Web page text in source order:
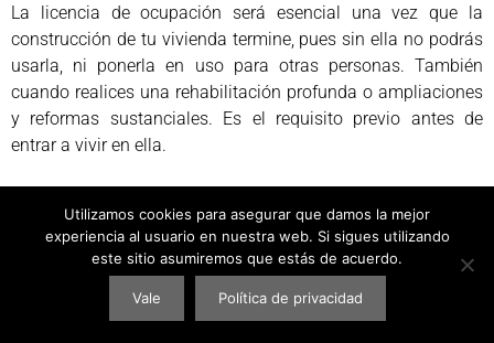
La licencia de ocupación será esencial una vez que la
construcción de tu vivienda termine, pues sin ella no podrás
usarla, ni ponerla en uso para otras personas. También
cuando realices una rehabilitación profunda o ampliaciones
y reformas sustanciales. Es el requisito previo antes de
entrar a vivir en ella.
suministros básicos para vivir, como el agua o la
electricidad, ni mucho menos registrarla ni hacerle una
escritura pública, ni venderla. De hecho, las empresas
suministradoras nos negarán la conexión de los suministros
Utilizamos cookies para asegurar que damos la mejor
experiencia al usuario en nuestra web. Si sigues utilizando
este sitio asumiremos que estás de acuerdo.
Vale Política de privacidad